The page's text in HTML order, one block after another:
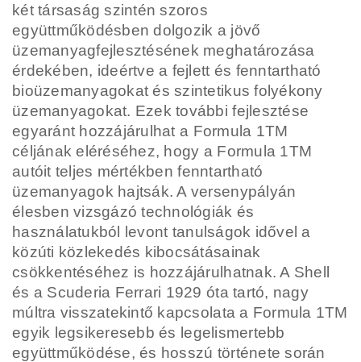
két társaság szintén szoros
együttműködésben dolgozik a jövő
üzemanyagfejlesztésének meghatározása
érdekében, ideértve a fejlett és fenntartható
bioüzemanyagokat és szintetikus folyékony
üzemanyagokat. Ezek további fejlesztése
egyaránt hozzájárulhat a Formula 1TM
céljának eléréséhez, hogy a Formula 1TM
autóit teljes mértékbenfenntartható
üzemanyagok hajtsák. A versenypályán
élesben vizsgázó technológiák és
használatukból
levont tanulságok idővel a
közúti közlekedés kibocsátásainak
csökkentéséhez is hozzájárulhatnak.A Shell
és a Scuderia Ferrari 1929 óta tartó, nagy
múltra visszatekintő kapcsolata a Formula 1TM
egyik legsikeresebb és legelismertebb
együttműködése, és hosszú története során